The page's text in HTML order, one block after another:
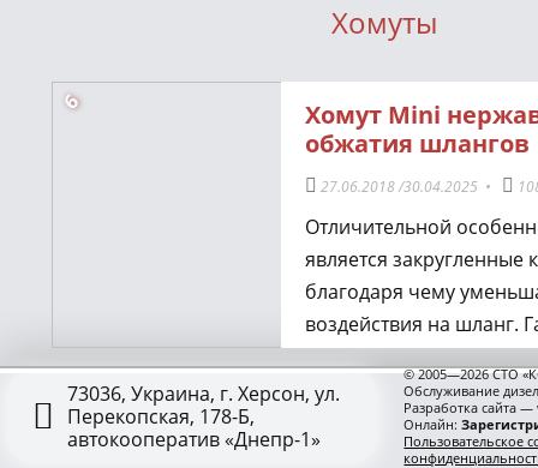
Хомуты
6
Хомут Mini
обжатия шлангов
27.06.2018/30.04.2025 •
Отличительной
является закругленные
благодаря чему
воздействия на шланг.
зафиксирована в пазу и
даже после удаления
обеспечивает
обжатие шланга, что
73036, Украина, г. Херсон, ул.
Перекопская, 178-Б,
автокооператив «Днепр-1»
© 2005—2026 СТО
Обслуживание
Разработка сайта
Онлайн:
Пользовательское